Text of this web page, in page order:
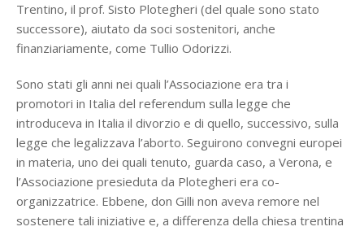
Trentino, il prof. Sisto Plotegheri (del quale sono stato
successore), aiutato da soci sostenitori, anche
finanziariamente, come Tullio Odorizzi.
Sono stati gli anni nei quali l’Associazione era tra i
promotori in Italia del referendum sulla legge che
introduceva in Italia il divorzio e di quello, successivo, sulla
legge che legalizzava l’aborto. Seguirono convegni europei
in materia, uno dei quali tenuto, guarda caso, a Verona, e
l’Associazione presieduta da Plotegheri era co-
organizzatrice. Ebbene, don Gilli non aveva remore nel
sostenere tali iniziative e, a differenza della chiesa trentina